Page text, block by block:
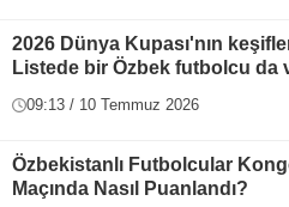
2026 Dünya Kupası'nın
Listede bir Özbek futbolcu da
09:13 / 10 Temmuz 2026
Özbekistanlı Futbolcular
Maçında Nasıl Puanlandı?